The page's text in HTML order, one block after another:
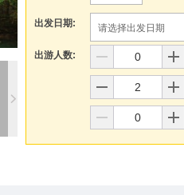
出发日期: 请选择出发日期
出游人数: